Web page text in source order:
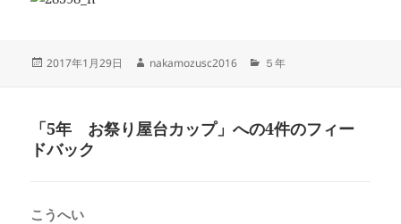
投
2017年1月29日
作
nakamozusc2016
カ
ー
５年
「5年 お祭り屋台カップ」への4件のフィー
ドバック
こうへい